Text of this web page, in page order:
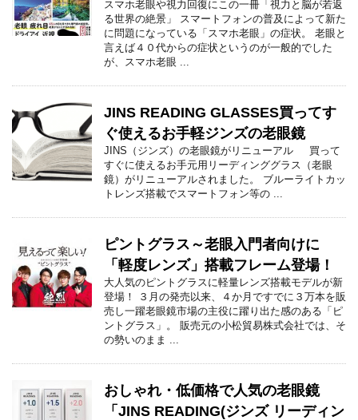
スマホ老眼や視力回復にこの一冊「視力と脳が若返
る世界の絶景」 スマートフォンの普及によって新た
に問題になっている「スマホ老眼」の症状。 老眼と
言えば４０代からの症状というのが一般的でした
が、スマホ老眼 ...
JINS READING GLASSES買ってす
ぐ使えるお手軽ジンズの老眼鏡
JINS（ジンズ）の老眼鏡がリニューアル 買って
すぐに使えるお手元用リーディンググラス（老眼
鏡）がリニューアルされました。 ブルーライトカッ
トレンズ搭載でスマートフォン等の ...
ピントグラス～老眼入門者向けに
「軽度レンズ」搭載フレーム登場！
大人気のピントグラスに軽量レンズ搭載モデルが新
登場！ ３月の発売以来、４か月ですでに３万本を販
売し一躍老眼鏡市場の主役に躍り出た感のある「ピ
ントグラス」。 販売元の小松貿易株式会社では、そ
の勢いのまま ...
おしゃれ・低価格で人気の老眼鏡
「JINS READING(ジンズ リーディン